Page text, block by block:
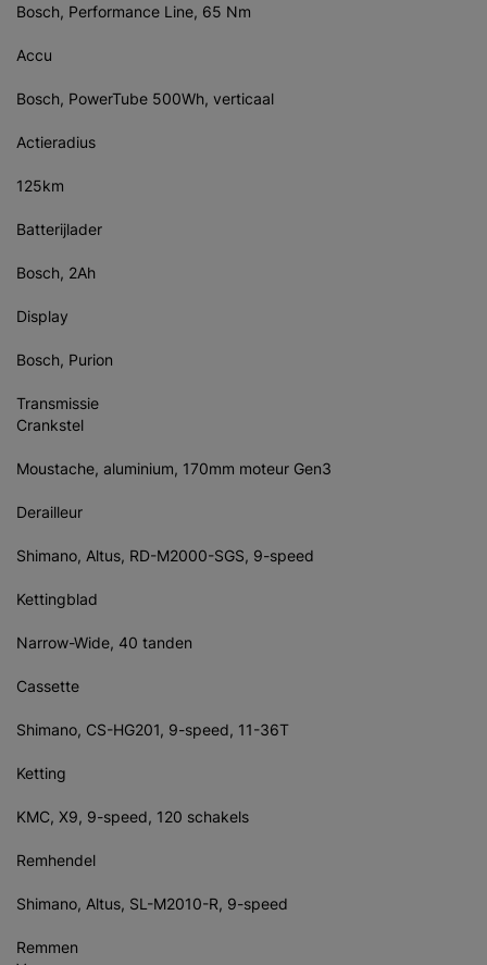
Bosch, Performance Line, 65 Nm
Accu
Bosch, PowerTube 500Wh, verticaal
Actieradius
125km
Batterijlader
Bosch, 2Ah
Display
Bosch, Purion
Transmissie
Crankstel
Moustache, aluminium, 170mm moteur Gen3
Derailleur
Shimano, Altus, RD-M2000-SGS, 9-speed
Kettingblad
Narrow-Wide, 40 tanden
Cassette
Shimano, CS-HG201, 9-speed, 11-36T
Ketting
KMC, X9, 9-speed, 120 schakels
Remhendel
Shimano, Altus, SL-M2010-R, 9-speed
Remmen